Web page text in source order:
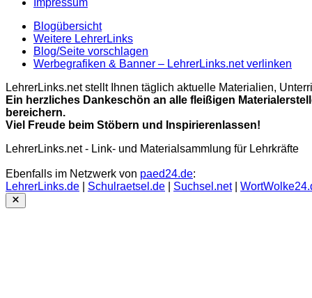
Blogübersicht
Weitere LehrerLinks
Blog/Seite vorschlagen
Werbegrafiken & Banner – LehrerLinks.net verlinken
LehrerLinks.net stellt Ihnen täglich aktuelle Materialien,
Ein herzliches Dankeschön an alle fleißigen
bereichern.
Viel Freude beim Stöbern und Inspirierenlassen!
LehrerLinks.net - Link- und Materialsammlung für Lehrkräfte
Ebenfalls im Netzwerk von paed24.de:
LehrerLinks.de
Schulraetsel.de Suchsel.net|
Close